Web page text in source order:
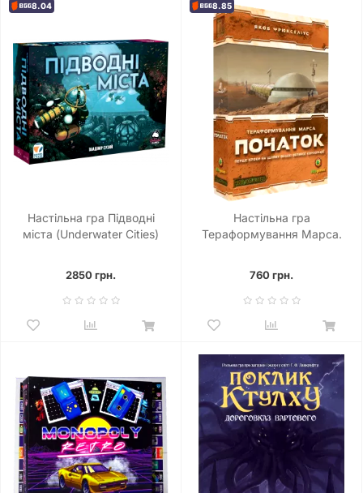
8.04
Настільна гра Підводні
міста (Underwater Cities)
2850 грн.
8.85
Настільна гра
Тераформування Марса.
760 грн.